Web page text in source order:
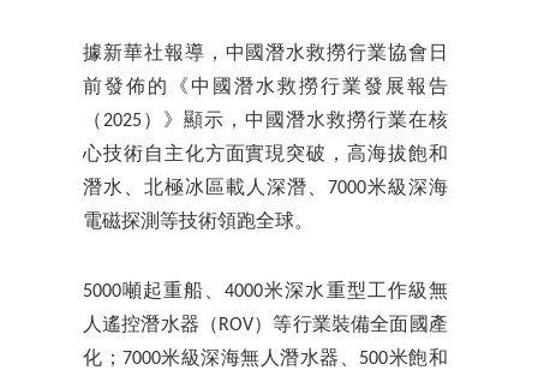
據新華社報導，中國潛水救撈行業協會日
前發佈的《中國潛水救撈行業發展報告
（2025）》顯示，中國潛水救撈行業在核
心技術自主化方面實現突破，高海拔飽和
潛水、北極冰區載人深潛、7000米級深海
電磁探測等技術領跑全球。
5000噸起重船、4000米深水重型工作級無
人遙控潛水器（ROV）等行業裝備全面國產
化；7000米級深海無人潛水器、500米飽和